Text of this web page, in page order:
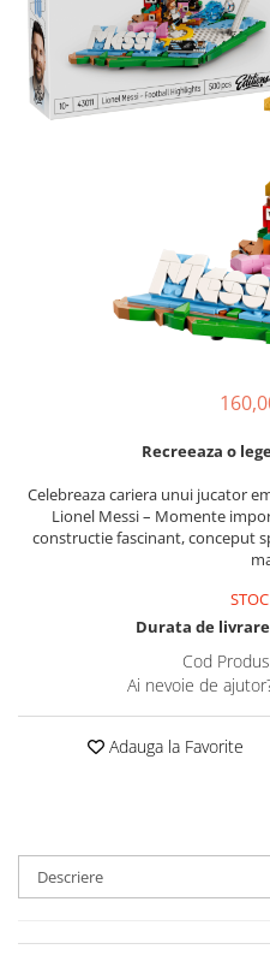
Produse pentru casa
Accesorii
Idei pentru casa
Prosoape bucatarie
Recreeaza o
Celebreaza cariera unui jucator
Lionel Messi – Momente
constructie fascinant, conceput
Durata de
Cod
Ai nevoie de
Adauga la Favorite
Descriere